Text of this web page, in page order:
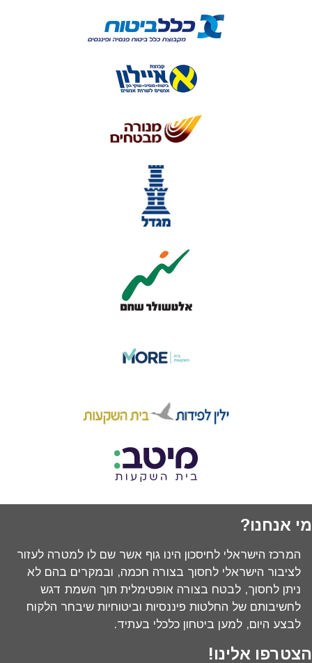
מי אנחנו?
המרכז הישראלי לחיסכון הינו גוף אשר שם לו למטרה לעזור
לציבור הישראלי לחסוך בצורה חכמה, ובמקרים בהם לא
ניתן לחסוך, לבטח בצורה אופטימלית תוך השמת דגש
לחשיבותם של החלטות פיננסיות וביטוחיות שיבחר הלקוח
לבצע היום, למען ביטחון כלכלי בעתיד.
הצטרפו אלינו!